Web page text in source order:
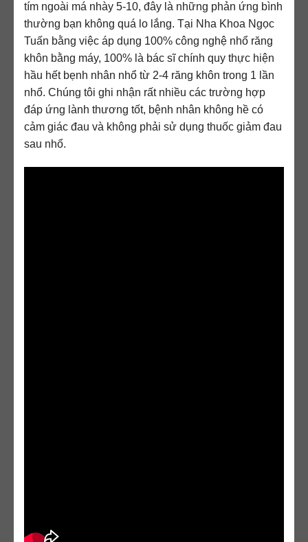
tím ngoài má nhày 5-10, đây là những phản ứng bình
thường bạn không quá lo lắng. Tại Nha Khoa Ngọc
Tuấn bằng việc áp dụng 100% công nghệ nhổ răng
khôn bằng máy, 100% là bác sĩ chính quy thực hiện
hầu hết bẹnh nhân nhổ từ 2-4 răng khôn trong 1 lần
nhổ. Chúng tôi ghi nhận rất nhiều các trường hợp
đáp ứng lành thương tốt, bệnh nhân không hề có
cảm giác đau và không phải sử dụng thuốc giảm đau
sau nhổ.